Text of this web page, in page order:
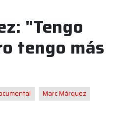
"Tengo
tengo más
Marc Márquez